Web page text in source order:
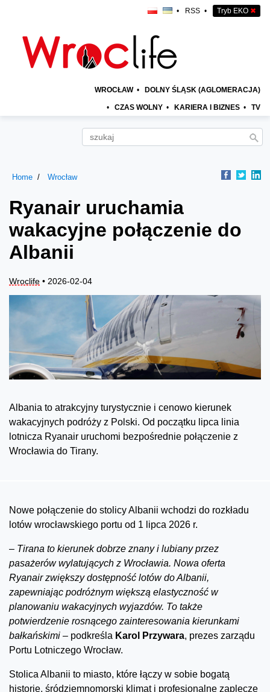
• RSS • Tryb EKO ✖
WROCŁAW • DOLNY ŚLĄSK (AGLOMERACJA)
• CZAS WOLNY • KARIERA I BIZNES • TV
Home Wrocław
Ryanair uruchamia
wakacyjne połączenie do
Albanii
Wroclife • 2026-02-04
Albania to atrakcyjny turystycznie i cenowo kierunek
wakacyjnych podróży z Polski. Od początku lipca linia
lotnicza Ryanair uruchomi bezpośrednie połączenie z
Wrocławia do Tirany.
Nowe połączenie do stolicy Albanii wchodzi do rozkładu
lotów wrocławskiego portu od 1 lipca 2026 r.
– Tirana to kierunek dobrze znany i lubiany przez
pasażerów wylatujących z Wrocławia. Nowa oferta
Ryanair zwiększy dostępność lotów do Albanii,
zapewniając podróżnym większą elastyczność w
planowaniu wakacyjnych wyjazdów. To także
potwierdzenie rosnącego zainteresowania kierunkami
bałkańskimi – podkreśla Karol Przywara, prezes zarządu
Portu Lotniczego Wrocław.
Stolica Albanii to miasto, które łączy w sobie bogatą
historię, śródziemnomorski klimat i profesjonalne zaplecze